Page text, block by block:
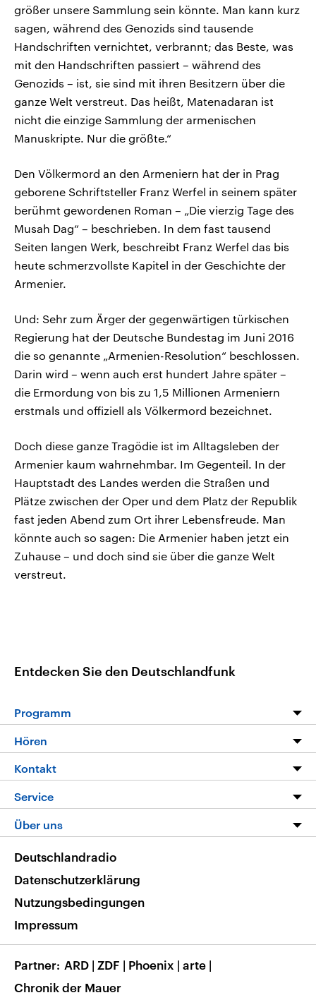
größer unsere Sammlung sein könnte. Man kann kurz
sagen, während des Genozids sind tausende
Handschriften vernichtet, verbrannt; das Beste, was
mit den Handschriften passiert – während des
Genozids – ist, sie sind mit ihren Besitzern über die
ganze Welt verstreut. Das heißt, Matenadaran ist
nicht die einzige Sammlung der armenischen
Manuskripte. Nur die größte.“
Den Völkermord an den Armeniern hat der in Prag
geborene Schriftsteller Franz Werfel in seinem später
berühmt gewordenen Roman – „Die vierzig Tage des
Musah Dag“ – beschrieben. In dem fast tausend
Seiten langen Werk, beschreibt Franz Werfel das bis
heute schmerzvollste Kapitel in der Geschichte der
Armenier.
Und: Sehr zum Ärger der gegenwärtigen türkischen
Regierung hat der Deutsche Bundestag im Juni 2016
die so genannte „Armenien-Resolution“ beschlossen.
Darin wird – wenn auch erst hundert Jahre später –
die Ermordung von bis zu 1,5 Millionen Armeniern
erstmals und offiziell als Völkermord bezeichnet.
Doch diese ganze Tragödie ist im Alltagsleben der
Armenier kaum wahrnehmbar. Im Gegenteil. In der
Hauptstadt des Landes werden die Straßen und
Plätze zwischen der Oper und dem Platz der Republik
fast jeden Abend zum Ort ihrer Lebensfreude. Man
könnte auch so sagen: Die Armenier haben jetzt ein
Zuhause – und doch sind sie über die ganze Welt
verstreut.
Entdecken Sie den Deutschlandfunk
Programm
Die Nachrichten
Nachrichtenleicht
Neue Beiträge auf dlf.de
Hören
Livestream
Podcasts
Deutschlandfunk App
Nachrichten App
Frequenzen
Kontakt
Hörerservice
Service
FAQ
Veranstaltungen
Musikliste
RSS
Über uns
Barrierefreiheit
Deutschlandradio
Datenschutzerklärung
Nutzungsbedingungen
Impressum
Partner ARD | ZDF | Phoenix | arte |
Chronik der Mauer